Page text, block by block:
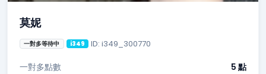
莫妮
一對多等待中 i349 ID: i349_300770
一對多點數
5 點